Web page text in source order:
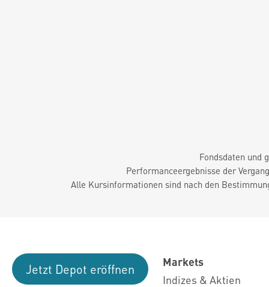
Fondsdaten und
Performanceergebnisse der
Alle Kursinformationen sind nach den
Jetzt Depot eröffnen
Markets
Indizes & Aktien